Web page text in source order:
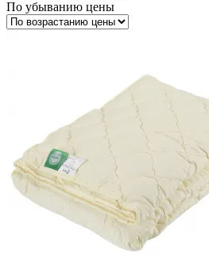
По убыванию цены